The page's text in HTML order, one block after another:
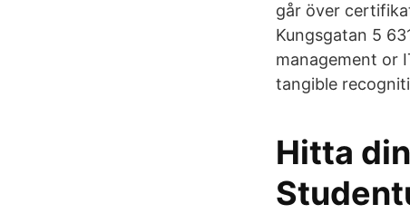
går över
Kungsgatan 5
management or
tangible
Hitta